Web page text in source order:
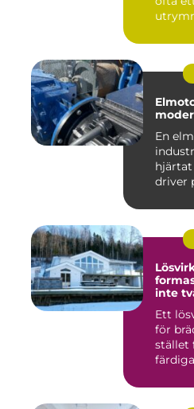
Elmotor hjärtat i
En
hjärtat
driver
inte
Ett
för
stället